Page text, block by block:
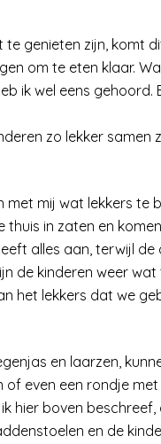
genieten zijn, komt
om te eten klaar.
ik wel eens
zo lekker samen
mij wat lekkers te
thuis in zaten en
alles aan, terwijl
de kinderen weer
het lekkers dat we
en laarzen,
even een rondje met
hier boven
en de